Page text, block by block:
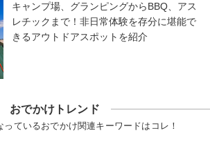
キャンプ場、グランピングからBBQ、アス
レチックまで！非日常体験を存分に堪能で
きるアウトドアスポットを紹介
おでかけトレンド
っているおでかけ関連キーワードはコレ！